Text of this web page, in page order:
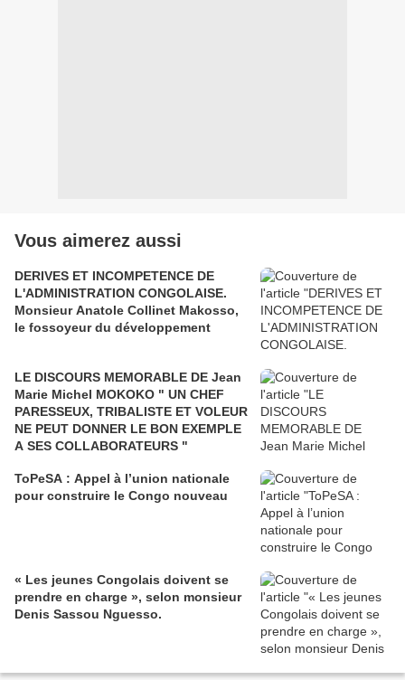
Vous aimerez aussi
DERIVES ET INCOMPETENCE DE
L'ADMINISTRATION CONGOLAISE.
Monsieur Anatole Collinet Makosso,
le fossoyeur du développement
LE DISCOURS MEMORABLE DE Jean
Marie Michel MOKOKO " UN CHEF
PARESSEUX, TRIBALISTE ET VOLEUR
NE PEUT DONNER LE BON EXEMPLE
A SES COLLABORATEURS "
ToPeSA : Appel à l’union nationale
pour construire le Congo nouveau
« Les jeunes Congolais doivent se
prendre en charge », selon monsieur
Denis Sassou Nguesso.